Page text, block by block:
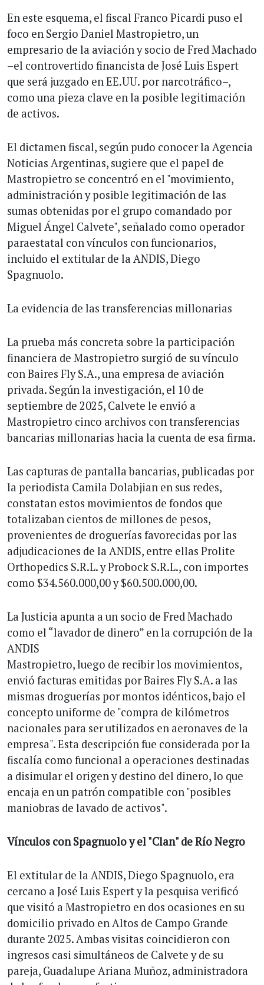
En este esquema, el fiscal Franco Picardi puso el
foco en Sergio Daniel Mastropietro, un
empresario de la aviación y socio de Fred Machado
–el controvertido financista de José Luis Espert
que será juzgado en EE.UU. por narcotráfico–,
como una pieza clave en la posible legitimación
de activos.
El dictamen fiscal, según pudo conocer la Agencia
Noticias Argentinas, sugiere que el papel de
Mastropietro se concentró en el "movimiento,
administración y posible legitimación de las
sumas obtenidas por el grupo comandado por
Miguel Ángel Calvete", señalado como operador
paraestatal con vínculos con funcionarios,
incluido el extitular de la ANDIS, Diego
Spagnuolo.
La evidencia de las transferencias millonarias
La prueba más concreta sobre la participación
financiera de Mastropietro surgió de su vínculo
con Baires Fly S.A., una empresa de aviación
privada. Según la investigación, el 10 de
septiembre de 2025, Calvete le envió a
Mastropietro cinco archivos con transferencias
bancarias millonarias hacia la cuenta de esa firma.
Las capturas de pantalla bancarias, publicadas por
la periodista Camila Dolabjian en sus redes,
constatan estos movimientos de fondos que
totalizaban cientos de millones de pesos,
provenientes de droguerías favorecidas por las
adjudicaciones de la ANDIS, entre ellas Prolite
Orthopedics S.R.L. y Probock S.R.L., con importes
como $34.560.000,00 y $60.500.000,00.
La Justicia apunta a un socio de Fred Machado
como el “lavador de dinero” en la corrupción de la
ANDIS
Mastropietro, luego de recibir los movimientos,
envió facturas emitidas por Baires Fly S.A. a las
mismas droguerías por montos idénticos, bajo el
concepto uniforme de "compra de kilómetros
nacionales para ser utilizados en aeronaves de la
empresa". Esta descripción fue considerada por la
fiscalía como funcional a operaciones destinadas
a disimular el origen y destino del dinero, lo que
encaja en un patrón compatible con "posibles
maniobras de lavado de activos".
Vínculos con Spagnuolo y el "Clan" de Río Negro
El extitular de la ANDIS, Diego Spagnuolo, era
cercano a José Luis Espert y la pesquisa verificó
que visitó a Mastropietro en dos ocasiones en su
domicilio privado en Altos de Campo Grande
durante 2025. Ambas visitas coincidieron con
ingresos casi simultáneos de Calvete y de su
pareja, Guadalupe Ariana Muñoz, administradora